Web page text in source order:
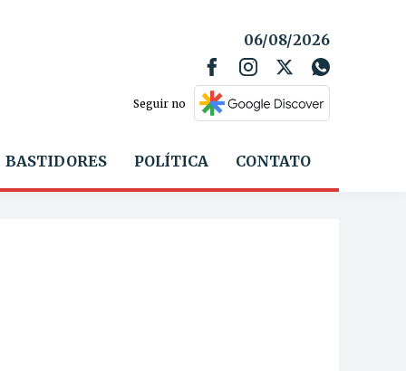
06/08/2026
Seguir no
BASTIDORES POLÍTICA CONTATO